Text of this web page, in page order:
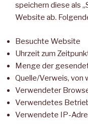
speichern diese als
Website ab.
Besuchte Website
Uhrzeit zum
Menge der
Quelle/Verweis, von
Verwendeter
Verwendetes
Verwendete IP-